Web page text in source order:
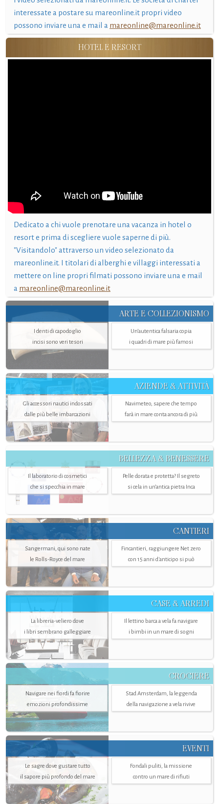
interessate a postare su mareonline.it propri video
possono inviare una e mail a mareonline@mareonline.it
HOTEL E RESORT
Dedicato a chi vuole prenotare una vacanza in hotel o
resort e prima di scegliere vuole saperne di più.
"Visitandolo" attraverso un video selezionato da
mareonline.it. I titolari di alberghi e villaggi interessati a
mettere on line propri filmati possono inviare una e mail
a mareonline@mareonline.it
ARTE E COLLEZIONISMO
I denti di capodoglio
incisi sono veri tesori
Un’autentica falsaria copia
i quadri di mare più famosi
AZIENDE & ATTIVITÀ
Gli accessori nautici indossati
dalle più belle imbarcazioni
Navimeteo, sapere che tempo
farà in mare conta ancora di più
BELLEZZA & BENESSERE
Il laboratorio di cosmetici
che si specchia in mare
Pelle dorata e protetta? Il segreto
si cela in un’antica pietra Inca
CANTIERI
Sangermani, qui sono nate
le Rolls-Royce del mare
Fincantieri, raggiungere Net zero
con 15 anni d'anticipo si può
CASE & ARREDI
La libreria-veliero dove
i libri sembrano galleggiare
Il lettino barca a vela fa navigare
i bimbi in un mare di sogni
CROCIERE
Navigare nei fiordi fa fiorire
emozioni profondissime
Stad Amsterdam, la leggenda
della navigazione a vela rivive
EVENTI
Le sagre dove gustare tutto
il sapore più profondo del mare
Fondali puliti, la missione
contro un mare di rifiuti